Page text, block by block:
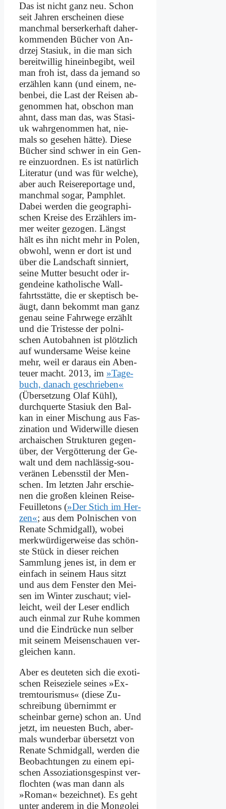
Das ist nicht ganz neu. Schon
seit Jah­ren er­schei­nen die­se
manch­mal ber­ser­ker­haft da­her­
kom­men­den Bü­cher von An­
drzej Sta­si­uk, in die man sich
be­reit­wil­lig hin­ein­be­gibt, weil
man froh ist, dass da je­mand so
er­zäh­len kann (und ei­nem, ne­
ben­bei, die Last der Rei­sen ab­
ge­nom­men hat, ob­schon man
ahnt, dass man das, was Sta­si­
uk wahr­ge­nom­men hat, nie­
mals so ge­se­hen hät­te). Die­se
Bü­cher sind schwer in ein Gen­
re ein­zu­ord­nen. Es ist na­tür­lich
Li­te­ra­tur (und was für wel­che),
aber auch Rei­se­re­por­ta­ge und,
manch­mal so­gar, Pam­phlet.
Da­bei wer­den die geo­gra­phi­
schen Krei­se des Er­zäh­lers im­
mer wei­ter ge­zo­gen. Längst
hält es ihn nicht mehr in Po­len,
ob­wohl, wenn er dort ist und
über die Land­schaft sin­niert,
sei­ne Mut­ter be­sucht oder ir­
gend­ei­ne ka­tho­li­sche Wall­
fahrts­stät­te, die er skep­tisch be­
äugt, dann be­kommt man ganz
ge­nau sei­ne Fahr­we­ge er­zählt
und die Tri­stesse der pol­ni­
schen Au­to­bah­nen ist plötz­lich
auf wun­der­sa­me Wei­se kei­ne
mehr, weil er dar­aus ein Aben­
teu­er macht. 2013, im »Ta­ge­
buch, da­nach ge­schrie­ben«
(Über­set­zung Olaf Kühl),
durch­quer­te Sta­si­uk den Bal­
kan in ei­ner Mi­schung aus Fas­
zi­na­ti­on und Wi­der­wil­le die­sen
ar­chai­schen Struk­tu­ren ge­gen­
über, der Ver­göt­te­rung der Ge­
walt und dem nach­läs­sig-sou­
ve­rä­nen Le­bens­stil der Men­
schen. Im letz­ten Jahr er­schie­
nen die gro­ßen klei­nen Rei­se-
Feuil­le­tons (»Der Stich im Her­
zen«; aus dem Pol­ni­schen von
Re­na­te Schmid­gall), wo­bei
merk­wür­di­ger­wei­se das schön­
ste Stück in die­ser rei­chen
Samm­lung je­nes ist, in dem er
ein­fach in sei­nem Haus sitzt
und aus dem Fen­ster den Mei­
sen im Win­ter zu­schaut; viel­
leicht, weil der Le­ser end­lich
auch ein­mal zur Ru­he kom­men
und die Ein­drücke nun sel­ber
mit sei­nem Mei­sen­schau­en ver­
glei­chen kann.
Aber es deu­te­ten sich die exo­ti­
schen Rei­se­zie­le sei­nes »Ex­
trem­tou­ris­mus« (die­se Zu­
schrei­bung über­nimmt er
schein­bar ger­ne) schon an. Und
jetzt, im neue­sten Buch, aber­
mals wun­der­bar über­setzt von
Re­na­te Schmid­gall, wer­den die
Be­ob­ach­tun­gen zu ei­nem epi­
schen As­so­zia­ti­ons­ge­spinst ver­
floch­ten (was man dann als
»Ro­man« be­zeich­net). Es geht
un­ter an­de­rem in die Mon­go­lei